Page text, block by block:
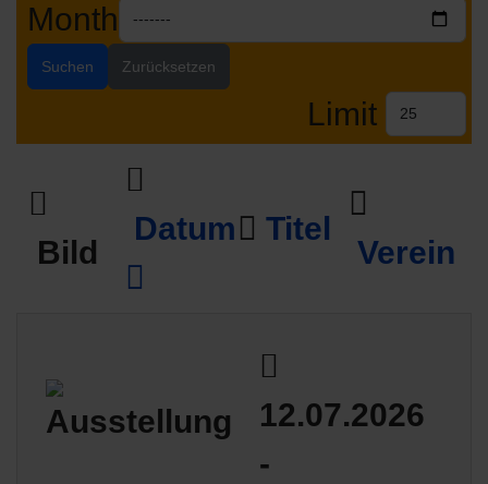
Month
Suchen Zurücksetzen
Limit
Bild
Datum Titel
Verein
12.07.2026
-